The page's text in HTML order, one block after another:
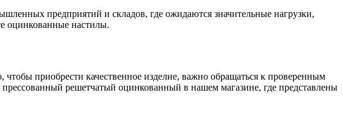
предприятий и складов, где ожидаются значительные нагрузки,
оцинкованные настилы.
приобрести качественное изделие, важно обращаться к проверенным
решетчатый оцинкованный в нашем магазине, где представлены